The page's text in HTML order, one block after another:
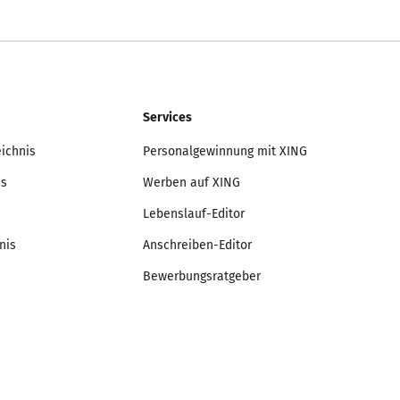
Services
Personalgewinnung mit XING
Werben auf XING
Lebenslauf-Editor
Anschreiben-Editor
Bewerbungsratgeber